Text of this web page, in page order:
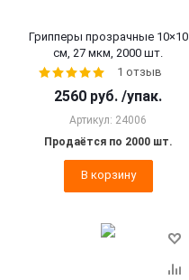
Грипперы прозрачные 10×10
см, 27 мкм, 2000 шт.
1 отзыв
2560 руб. /упак.
Артикул: 24006
Продаётся по 2000 шт.
В корзину